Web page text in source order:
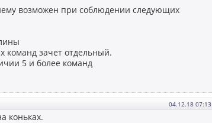
возможен при соблюдении следующих
команд зачет отдельный.
5 и более команд
04.12.18 07:13
коньках.